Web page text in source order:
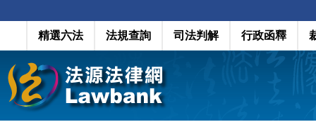
精選六法 法規查詢 司法判解 行政函釋